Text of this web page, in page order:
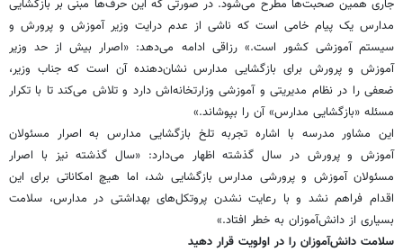
جاری همین صحبت‌ها مطرح می‌شود. در صورتی که این حرف‌ها مبنی بر بازگشایی
مدارس یک پیام خامی است که ناشی از عدم درایت وزیر آموزش و پرورش و
سیستم آموزشی کشور است.» رزاقی ادامه می‌دهد: «اصرار بیش از حد وزیر
آموزش و پرورش برای بازگشایی مدارس نشان‌دهنده آن است که جناب وزیر،
ضعفی را در نظام مدیریتی و آموزشی وزارتخانه‌اش دارد و تلاش می‌کند تا با تکرار
مسئله «بازگشایی مدارس» آن را بپوشاند.»
این مشاور مدرسه با اشاره تجربه تلخ بازگشایی مدارس به اصرار مسئولان
آموزش و پرورش در سال گذشته اظهار می‌دارد: «سال گذشته نیز با اصرار
مسئولان آموزش و پرورشی مدارس بازگشایی شد، اما هیچ امکاناتی برای این
اقدام فراهم نشد و با رعایت نشدن پروتکل‌های بهداشتی در مدارس، سلامت
بسیاری از دانش‌آموزان به خطر افتاد.»
سلامت دانش‌آموزان را در اولویت قرار دهید